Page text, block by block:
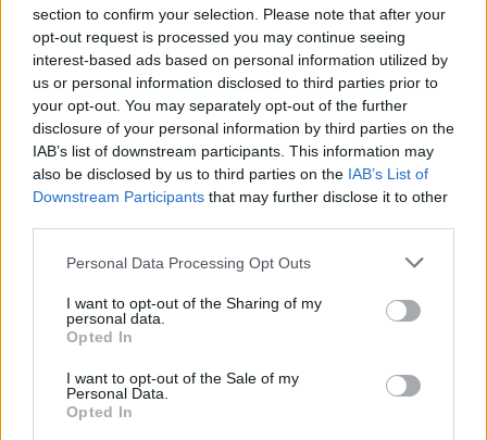
section to confirm your selection. Please note that after your
opt-out request is processed you may continue seeing
interest-based ads based on personal information utilized by
us or personal information disclosed to third parties prior to
your opt-out. You may separately opt-out of the further
disclosure of your personal information by third parties on the
IAB’s list of downstream participants. This information may
also be disclosed by us to third parties on the IAB’s List of
Downstream Participants that may further disclose it to other
Personal Data Processing Opt Outs
I want to opt-out of the Sharing of my
personal data.
Opted In
I want to opt-out of the Sale of my
Personal Data.
Opted In
Κοντά στα ξερά καίγονται και τα χλωρά!
31/07/2026 09:17